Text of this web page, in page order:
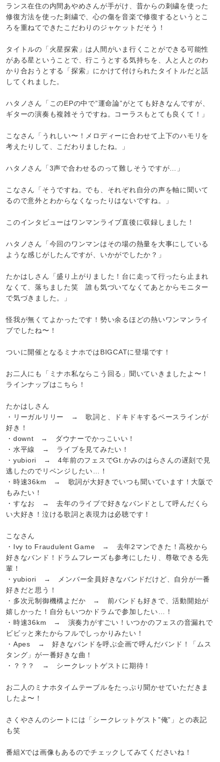
ランス在住の内間あやめさんが手がけ、昔からの刺繍を使った
修復方法を使った刺繍で、心の傷を音楽で修復するというとこ
ろを重ねてできたこだわりのジャケットだそう！
タイトルの「火星探索」は人間がいま行くことができる可能性
がある星ということで、行こうとする気持ちを、人と人とのわ
かり合おうとする「探索」にかけて付けられたタイトルだと話
してくれました。
ハタノさん「このEPの中で”運命論”がとても好きなんですが、
ギターの演奏も複雑そうですね。コーラスもとても良くて！」
こなさん「うれしい〜！メロディーに合わせて上下のハモリを
考えたりして、こだわりましたね。」
ハタノさん「3声で合わせるのって難しそうですが…」
こなさん「そうですね。でも、それぞれ自分の声を軸に聞いて
るので意外とわからなくなったりはないですね。」
このインタビューはワンマンライブ直後に収録しました！
ハタノさん「今回のワンマンはその場の熱量を大事にしている
ような感じがしたんですが、いかがでしたか？」
たかはしさん「盛り上がりました！台に走って行ったら止まれ
なくて、落ちました笑 誰も気づいてなくてあとからモニター
で気づきました。」
怪我が無くてよかったです！勢い余るほどの熱いワンマンライ
ブでしたね〜！
ついに開催となるミナホではBIGCATに登場です！
お二人にも「ミナホ私ならこう回る」聞いていきましたよ〜！
ラインナップはこちら！
たかはしさん
・リーガルリリー → 歌詞と、ドキドキするベースラインが
好き！
・downt → ダウナーでかっこいい！
・水平線 → ライブを見てみたい！
・yubiori → 4年前のフェスでGt.かみのはらさんの遅刻で見
逃したのでリベンジしたい…！
・時速36km → 歌詞が大好きでいつも聞いています！大阪で
もみたい！
・すなお → 去年のライブで好きなバンドとして呼んだくら
い大好き！泣ける歌詞と表現力は必聴です！
こなさん
・Ivy to Fraudulent Game → 去年2マンできた！高校から
好きなバンド！ドラムフレーズも参考にしたり、尊敬できる先
輩！
・yubiori → メンバー全員好きなバンドだけど、自分が一番
好きだと思う！
・多次元制御機構よだか → 前バンドも好きで、活動開始が
嬉しかった！自分もいつかドラムで参加したい…！
・時速36km → 演奏力がすごい！いつかのフェスの音漏れで
ビビッと来たからフルでしっかりみたい！
・Apes → 好きなバンドを呼ぶ企画で呼んだバンド！「ムス
タング」が一番好きな曲！
・？？？ → シークレットゲストに期待！
お二人のミナホタイムテーブルをたっぷり聞かせていただきま
したよ〜！
さくやさんのシートには「シークレットゲスト”俺”」との表記
も笑
番組Xでは画像もあるのでチェックしてみてくださいね！